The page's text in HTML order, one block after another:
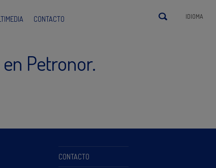
CONTACTO IDIOMA
Petronor.
CONTACTO